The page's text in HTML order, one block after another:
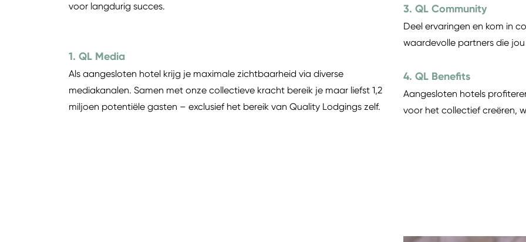
voor langdurig succes.
1. QL Media
Als aangesloten hotel krijg je maximale zichtbaarheid via diverse
mediakanalen. Samen met onze collectieve kracht bereik je maar liefst 1,2
miljoen potentiële gasten – exclusief het bereik van Quality Lodgings zelf.
3. QL Community
Deel ervaringen en kom in
waardevolle partners die
4. QL Benefits
Aangesloten hotels
voor het collectief creëren,